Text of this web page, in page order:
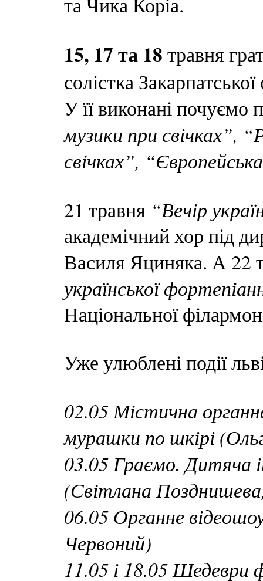
15, 17 та 18 травня
солістка
У її виконані почуємо
музики при свічках”,
свічках”,
21 травня “Вечір
академічний хор під
Василя Яциняка. А 22
української
Національної
Уже улюблені події
02.05 Містична
мурашки по шкірі
03.05 Граємо. Дитяча
(Світлана
06.05 Органне
Червоний)
11.05 і 18.05 Шедеври